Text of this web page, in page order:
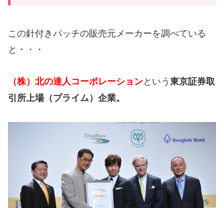
この針付きパッチの販売元メーカーを調べている
と・・・
（株）北の達人コーポレーションという東京証券取
引所上場（プライム）企業。